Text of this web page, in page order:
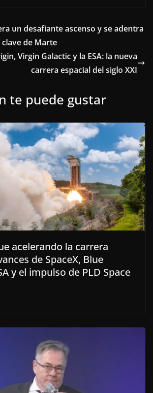
un desafiante ascenso y se adentra
de Marte
Virgin Galactic y la ESA: la nueva
carrera espacial del siglo XXI
te puede gustar
acelerando la carrera
de SpaceX, Blue
y el impulso de PLD Space